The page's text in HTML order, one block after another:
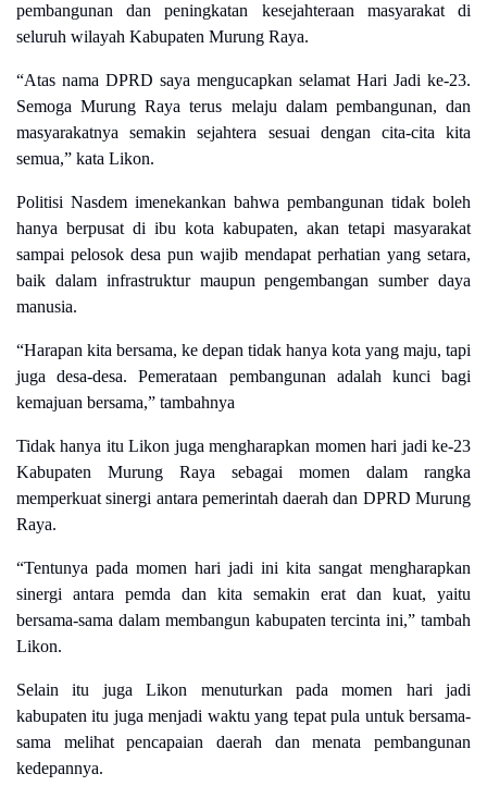
pembangunan dan peningkatan kesejahteraan masyarakat di
seluruh wilayah Kabupaten Murung Raya.
“Atas nama DPRD saya mengucapkan selamat Hari Jadi ke-23.
Semoga Murung Raya terus melaju dalam pembangunan, dan
masyarakatnya semakin sejahtera sesuai dengan cita-cita kita
semua,” kata Likon.
Politisi Nasdem imenekankan bahwa pembangunan tidak boleh
hanya berpusat di ibu kota kabupaten, akan tetapi masyarakat
sampai pelosok desa pun wajib mendapat perhatian yang setara,
baik dalam infrastruktur maupun pengembangan sumber daya
manusia.
“Harapan kita bersama, ke depan tidak hanya kota yang maju, tapi
juga desa-desa. Pemerataan pembangunan adalah kunci bagi
kemajuan bersama,” tambahnya
Tidak hanya itu Likon juga mengharapkan momen hari jadi ke-23
Kabupaten Murung Raya sebagai momen dalam rangka
memperkuat sinergi antara pemerintah daerah dan DPRD Murung
Raya.
“Tentunya pada momen hari jadi ini kita sangat mengharapkan
sinergi antara pemda dan kita semakin erat dan kuat, yaitu
bersama-sama dalam membangun kabupaten tercinta ini,” tambah
Likon.
Selain itu juga Likon menuturkan pada momen hari jadi
kabupaten itu juga menjadi waktu yang tepat pula untuk bersama-
sama melihat pencapaian daerah dan menata pembangunan
kedepannya.